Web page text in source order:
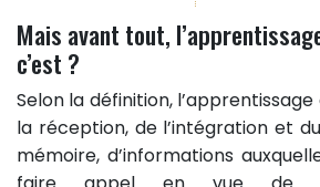
Mais avant tout,
c’est ?
Selon la définition,
la réception, de l’intégration et
mémoire, d’informations